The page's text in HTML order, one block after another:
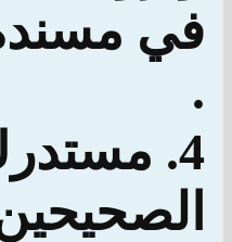
.
4.